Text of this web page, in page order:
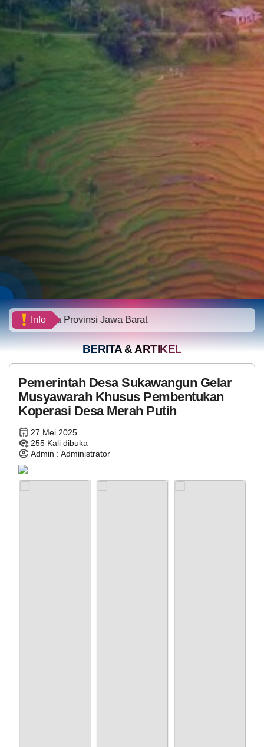
Info
Jawa Barat
BERITA & ARTIKEL
Pemerintah Desa Sukawangun Gelar
Musyawarah Khusus Pembentukan
Koperasi Desa Merah Putih
27 Mei 2025
255 Kali dibuka
Admin : Administrator